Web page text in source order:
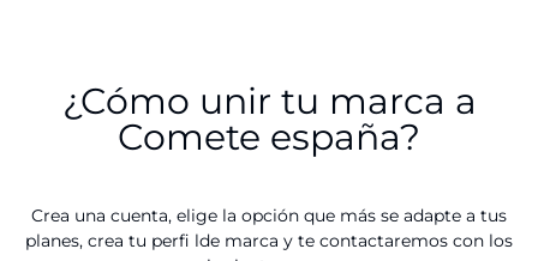
¿Cómo unir tu marca a
Comete españa?
Crea una cuenta, elige la opción que más se adapte a tus
planes, crea tu perfi lde marca y te contactaremos con los